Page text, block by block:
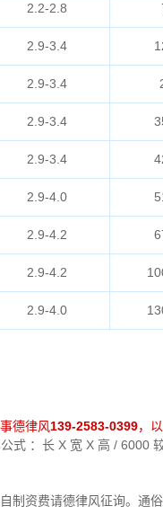
2.2-2.8
2.9-3.4
2.9-3.4
2.9-3.4
2.9-3.4
2.9-4.0
2.9-4.2
2.9-4.2
2.9-4.0
德律风139-2583-0399，
式 ：长 X 宽 X 高 / 6000
制资费请德律风征询。通